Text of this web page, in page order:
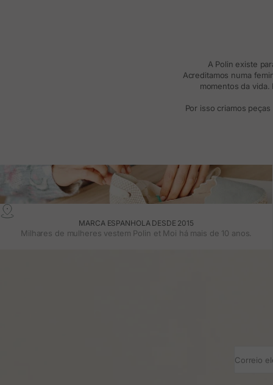
A Polin existe
Acreditamos numa
momentos da
Por isso criamos
MARCA ESPANHOLA DESDE 2015
Milhares de mulheres vestem Polin et Moi há mais de 10 anos.
Correio